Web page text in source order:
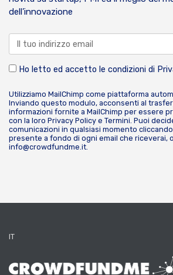
dell’innovazione
Ho letto ed accetto le condizioni di
Utilizziamo MailChimp come piattaforma
Inviando questo modulo, acconsenti al
informazioni fornite a MailChimp per essere
con la loro Privacy Policy e Termini. Puoi
comunicazioni in qualsiasi momento
presente a fondo di ogni email che riceverai,
info@crowdfundme.it.
IT